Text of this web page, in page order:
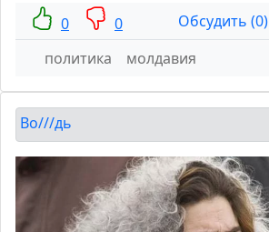
0 0
Обсудить (0)
политика
молдавия
Во///дь